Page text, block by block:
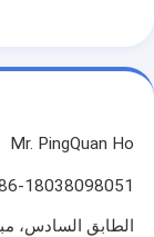
Mr. PingQuan Ho
18038098051